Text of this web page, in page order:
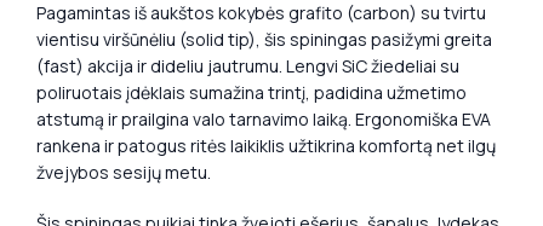
Pagamintas iš aukštos kokybės grafito (carbon) su tvirtu
vientisu viršūnėliu (solid tip), šis spiningas pasižymi greita
(fast) akcija ir dideliu jautrumu. Lengvi SiC žiedeliai su
poliruotais įdėklais sumažina trintį, padidina užmetimo
atstumą ir prailgina valo tarnavimo laiką. Ergonomiška EVA
rankena ir patogus ritės laikiklis užtikrina komfortą net ilgų
žvejybos sesijų metu.